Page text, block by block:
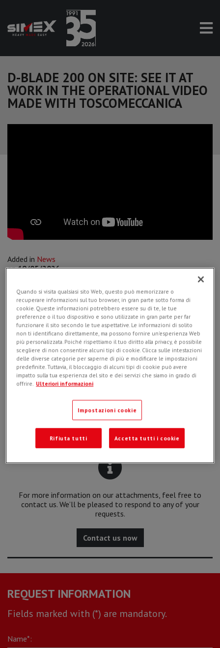
D-BLADE 200 ON SITE: SEE IT AT
WORK IN THE OPERATIONAL VIDEO
MADE WITH TOSCOMECCANICA
Added in News
on19/05/2026
Designed to ensure maximum efficiency, the new diamond
blade attachment achieves cutting depths of up to 220 mm
and brings traditional road saw technology to skid steer
loaders, improving both operability and operator comfort.
Awarded with theSaMoTer Innovation Award 2026, the D-
BLADE range stands out for its versatility and performance in
modern construction sites.
In collaboration with Toscomeccanica
at the performance of theD-BLADE 200
the video and discover the D-BLADE 200 in action.
For more information on our attachments, feel free to
contact us. We’ll be pleased to respond to any of your
requests.
Contact us now
REQUEST INFORMATION
Fields marked with (*) are mandatory.
Name*:
Quando si visita qualsiasi sito Web, questo può memorizzare o
recuperare informazioni sul tuo browser, in gran parte sotto forma di
cookie. Queste informazioni potrebbero essere su di te, le tue
preferenze o il tuo dispositivo e sono utilizzate in gran parte per far
funzionare il sito secondo le tue aspettative. Le informazioni di solito
non ti identificano direttamente, ma possono fornire un'esperienza Web
più personalizzata. Poiché rispettiamo il tuo diritto alla privacy, è possibile
scegliere di non consentire alcuni tipi di cookie. Clicca sulle intestazioni
delle diverse categorie per saperne di più e modificare le impostazioni
predefinite. Tuttavia, il bloccaggio di alcuni tipi di cookie può avere
impatto sulla tua esperienza del sito e dei servizi che siamo in grado di
offrire. Ulteriori informazioni
Impostazioni cookie
Rifiuta tutti Accetta tutti i cookie